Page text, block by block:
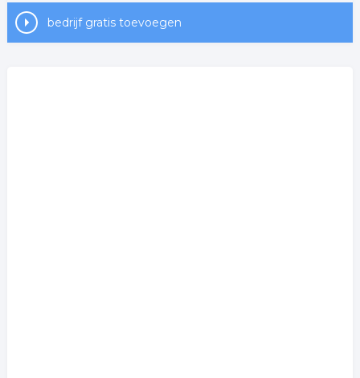
bedrijf gratis toevoegen